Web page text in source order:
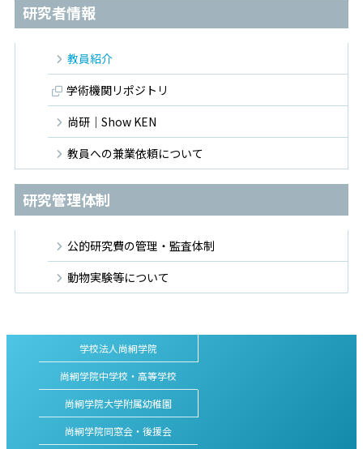
研究者情報
教員紹介
学術機関リポジトリ
尚研｜Show KEN
教員への兼業依頼について
研究管理体制
公的研究費の管理・監査体制
動物実験等について
学校法人尚絅学院
尚絅学院中学校・高等学校
尚絅学院大学附属幼稚園
尚絅学院同窓会・後援会